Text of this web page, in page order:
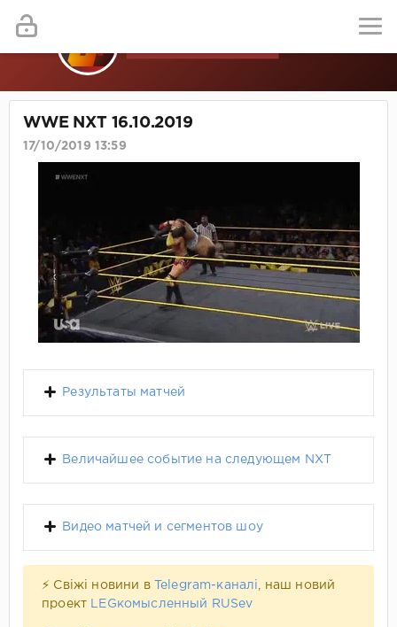
WWE NXT 16.10.2019
17/10/2019 13:59
Результаты матчей
Величайшее событие на следующем NXT
Видео матчей и сегментов шоу
⚡ Свіжі новини в Telegram-каналі
, наш новий
проект
LEGкомысленный RUSev